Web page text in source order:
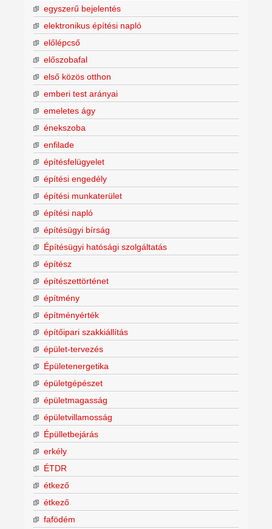
egyszerű bejelentés
elektronikus építési napló
előlépcső
előszobafal
első közös otthon
emberi test arányai
emeletes ágy
énekszoba
enfilade
építésfelügyelet
építési engedély
építési munkaterület
építési napló
építésügyi bírság
Építésügyi hatósági szolgáltatás
építész
építészettörténet
építmény
építményérték
építőipari szakkiállítás
épület-tervezés
Épületenergetika
épületgépészet
épületmagasság
épületvillamosság
Épülletbejárás
erkély
ÉTDR
étkező
étkező
fafödém